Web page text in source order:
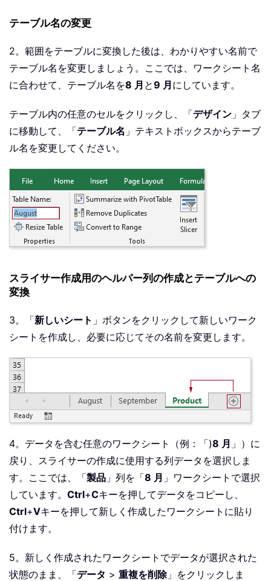
テーブル名の変更
2。範囲をテーブルに変換した後は、わかりやすい名前で
テーブル名を変更しましょう。ここでは、ワークシート名
に合わせて、テーブル名を8 月 と9 月にしています。
テーブル内の任意のセルをクリックし、「デザイン 」タブ
に移動して、「テーブル名 」テキストボックスからテーブ
ル名を変更してください。
スライサー作成用のヘルパー列の作成とテーブルへの
変換
3。「新しいシート 」ボタンをクリックして新しいワーク
シートを作成し、必要に応じてその名前を変更します。
4。データを含む任意のワークシート（例：「)8 月 」）に
戻り、スライサーの作成に使用する列データを選択しま
す。ここでは、「製品 」列を「8 月 」ワークシートで選択
しています。 Ctrl+Cキーを押してデータをコピーし、
Ctrl+Vキーを押して新しく作成したワークシートに貼り
付けます。
5。新しく作成されたワークシートでデータが選択された
状態のまま、「データ > 重複を削除」をクリックしま